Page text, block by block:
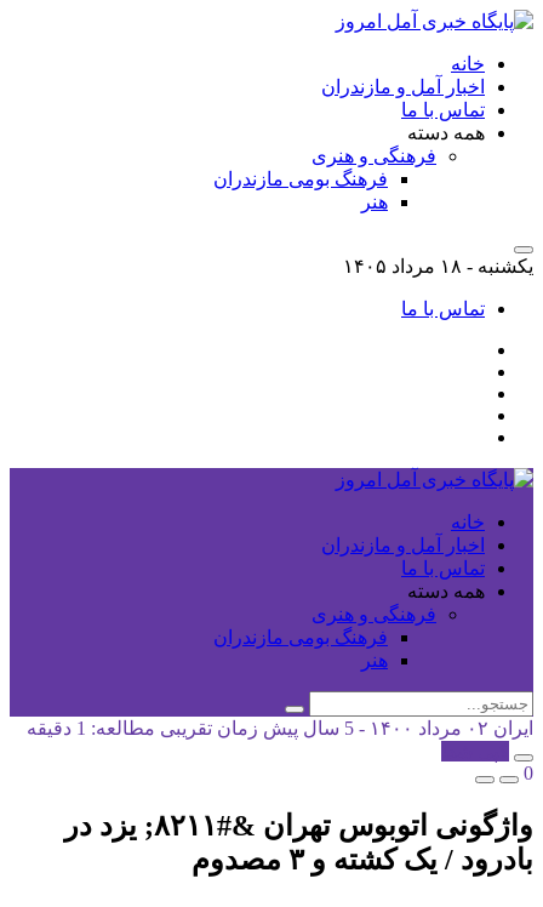
خانه
اخبار آمل و مازندران
تماس با ما
همه دسته
فرهنگی و هنری
فرهنگ بومی مازندران
هنر
یکشنبه - ۱۸ مرداد ۱۴۰۵
تماس با ما
خانه
اخبار آمل و مازندران
تماس با ما
همه دسته
فرهنگی و هنری
فرهنگ بومی مازندران
هنر
ایران ۰۲ مرداد ۱۴۰۰ - 5 سال پیش
زمان تقریبی مطالعه: 1 دقیقه
0
واژگونی اتوبوس تهران &#۸۲۱۱; یزد در
بادرود / یک کشته و ۳ مصدوم